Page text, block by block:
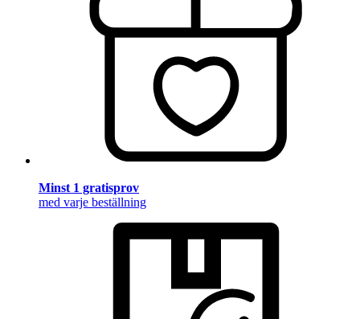
Minst 1 gratisprov
med varje beställning